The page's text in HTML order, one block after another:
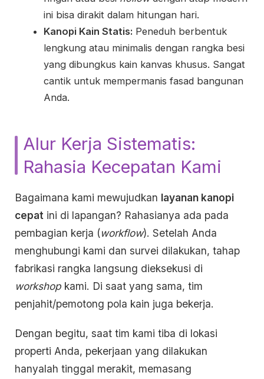
ini bisa dirakit dalam hitungan hari.
Kanopi Kain Statis: Peneduh berbentuk
lengkung atau minimalis dengan rangka besi
yang dibungkus kain kanvas khusus. Sangat
cantik untuk mempermanis fasad bangunan
Anda.
Alur Kerja Sistematis:
Rahasia Kecepatan Kami
Bagaimana kami mewujudkan layanan kanopi
cepat ini di lapangan? Rahasianya ada pada
pembagian kerja (workflow). Setelah Anda
menghubungi kami dan survei dilakukan, tahap
fabrikasi rangka langsung dieksekusi di
workshop kami. Di saat yang sama, tim
penjahit/pemotong pola kain juga bekerja.
Dengan begitu, saat tim kami tiba di lokasi
properti Anda, pekerjaan yang dilakukan
hanyalah tinggal merakit, memasang